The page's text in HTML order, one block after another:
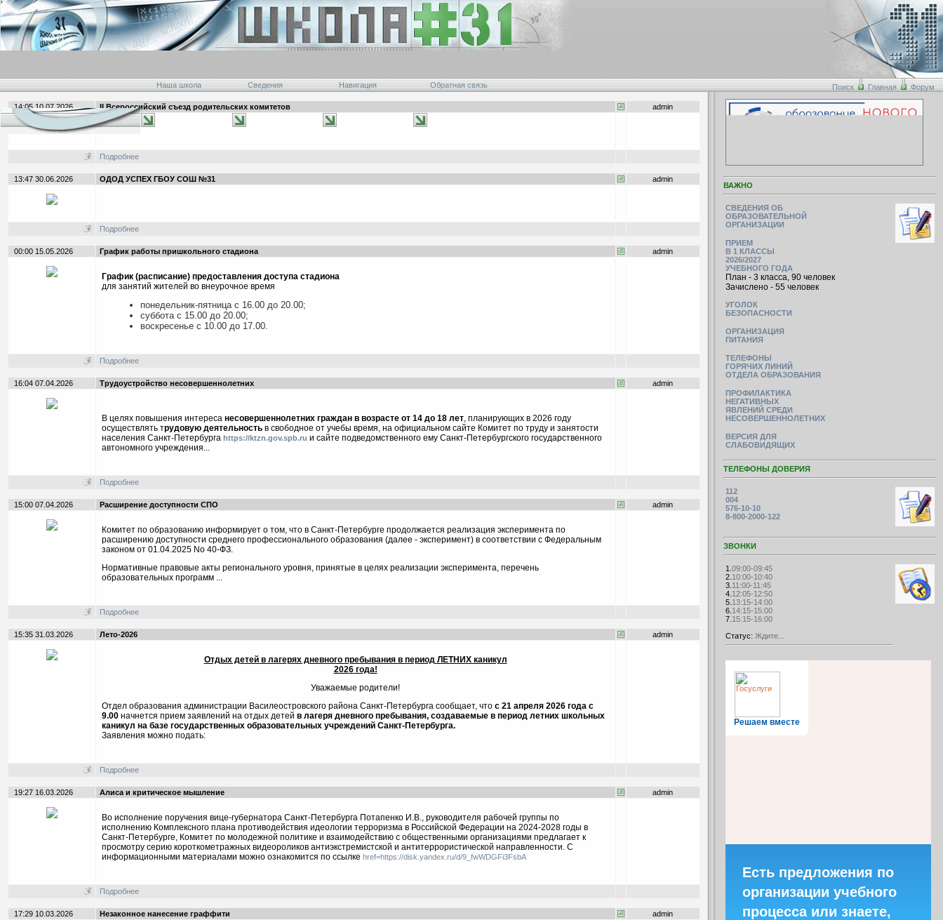
Наша школа Сведения Навигация Обратная связь Поиск Главная Форум
14:05 10.07.2026 II Всероссийский съезд родительских комитетов admin
Подробнее
13:47 30.06.2026 ОДОД УСПЕХ ГБОУ СОШ №31 admin
Подробнее
00:00 15.05.2026 График работы пришкольного стадиона admin
График (расписание) предоставления доступа стадиона
для занятий жителей во внеурочное время
понедельник-пятница с 16.00 до 20.00;
суббота с 15.00 до 20.00;
воскресенье с 10.00 до 17.00.
Подробнее
16:04 07.04.2026 Трудоустройство несовершеннолетних admin
В целях повышения интереса несовершеннолетних граждан в возрасте от 14 до 18 лет, планирующих в 2026 году
осуществлять трудовую деятельностьв свободное от учебы время, на официальном сайте Комитет по труду и занятости
населения Санкт-Петербурга https://ktzn.gov.spb.ru и сайте подведомственного ему Санкт-Петербургского государственного
автономного учреждения...
Подробнее
15:00 07.04.2026 Расширение доступности СПО admin
Комитет по образованию информирует о том, что в Санкт-Петербурге продолжается реализация эксперимента по
расширению доступности среднего профессионального образования (далее - эксперимент) в соответствии с Федеральным
законом от 01.04.2025 No 40-ФЗ.
Нормативные правовые акты регионального уровня, принятые в целях реализации эксперимента, перечень
образовательных программ ...
Подробнее
15:35 31.03.2026 Лето-2026 admin
Отдых детей в лагерях дневного пребывания в период ЛЕТНИХ каникул
2026года!
Уважаемые родители!
Отдел образования администрации Василеостровского района Санкт-Петербурга сообщает, что с 21 апреля 2026 года с
9.00начнется прием заявлений на отдых детей в лагеря дневного пребывания, создаваемые в период летних школьных
каникул на базе государственных образовательных учреждений Санкт-Петербурга.
Заявления можно подать:
Подробнее
19:27 16.03.2026 Алиса и критическое мышление admin
Во исполнение поручения вице-губернатора Санкт-Петербурга Потапенко И.В., руководителя рабочей группы по
исполнению Комплексного плана противодействия идеологии терроризма в Российской Федерации на 2024-2028 годы в
Санкт-Петербурге, Комитет по молодежной политике и взаимодействию с общественными организациями предлагает к
просмотру серию короткометражных видеороликов антиэкстремистской и антитеррористической направленности. С
информационными материалами можно ознакомится по ссылке href=https://disk.yandex.ru/d/9_fwWDGFi3FsbA
Подробнее
17:29 10.03.2026 Незаконное нанесение граффити admin
ВАЖНО
СВЕДЕНИЯ ОБ
ОБРАЗОВАТЕЛЬНОЙ
ОРГАНИЗАЦИИ
ПРИЕМ
В 1 КЛАССЫ
2026/2027
УЧЕБНОГО ГОДА
План - 3 класса, 90 человек
Зачислено - 55 человек
УГОЛОК
БЕЗОПАСНОСТИ
ОРГАНИЗАЦИЯ
ПИТАНИЯ
ТЕЛЕФОНЫ
ГОРЯЧИХ ЛИНИЙ
ОТДЕЛА ОБРАЗОВАНИЯ
ПРОФИЛАКТИКА
НЕГАТИВНЫХ
ЯВЛЕНИЙ СРЕДИ
НЕСОВЕРШЕННОЛЕТНИХ
ВЕРСИЯ ДЛЯ
СЛАБОВИДЯЩИХ
ТЕЛЕФОНЫ ДОВЕРИЯ
112
004
576-10-10
8-800-2000-122
ЗВОНКИ
1. 09:00-09:45
2. 10:00-10:40
3. 11:00-11:45
4. 12:05-12:50
5. 13:15-14:00
6. 14:15-15:00
7. 15:15-16:00
Статус: Ждите...
Решаем вместе
Есть предложения по
организации учебного
процесса или знаете,